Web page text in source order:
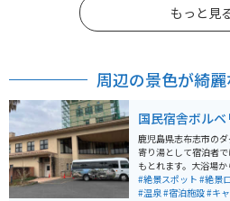
もっと見
周辺の景色が綺
国民宿舎ボルベ
鹿児島県志布志市の
寄り湯として宿泊者
もとれます。大浴場
ング
#絶景スポット #絶景
#温泉#宿泊施設#キ